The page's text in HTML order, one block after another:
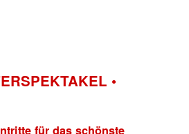
•
für das schönste